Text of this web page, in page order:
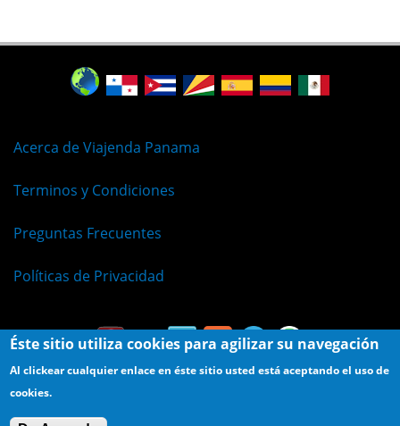
Acerca de Viajenda Panama
Terminos y Condiciones
Preguntas Frecuentes
Políticas de Privacidad
Éste sitio utiliza cookies para agilizar su navegación
Al clickear cualquier enlace en éste sitio usted está aceptando el uso de
cookies.